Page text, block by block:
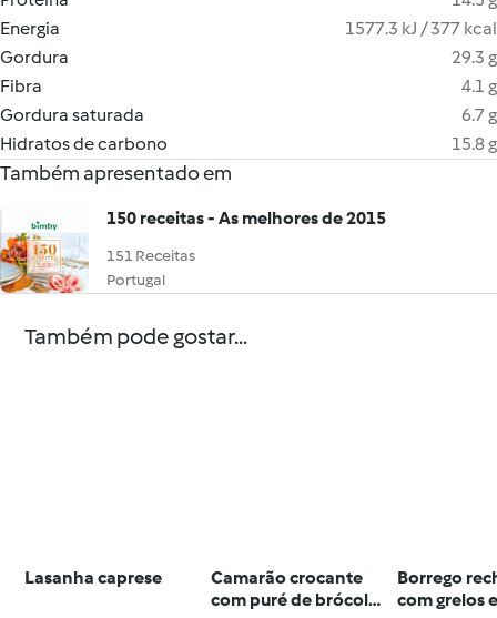
Energia
1577.3 kJ / 377 kcal
Gordura
29.3 g
Fibra
4.1 g
Gordura saturada
6.7 g
Hidratos de carbono
15.8 g
Também apresentado em
150 receitas - As melhores de 2015
151 Receitas
Portugal
Também pode gostar...
Lasanha caprese
Camarão crocante
com puré de brócolos
Borrego
com grelos